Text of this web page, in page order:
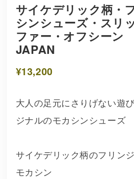
サイケデリック柄・
シンシューズ・スリ
ファー・オフシー
JAPAN
¥13,200
大人の足元にさりげない遊
ジナルのモカシンシューズ
サイケデリック柄のフリン
モカシン